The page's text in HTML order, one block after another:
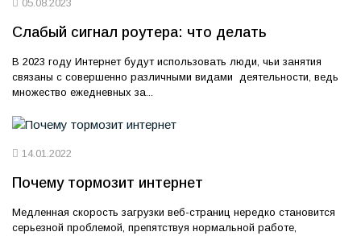
05.08.2023
Слабый сигнал роутера: что делать
В 2023 году Интернет будут использовать люди, чьи занятия
связаны с совершенно различными видами деятельности, ведь
множество ежедневных за...
14.01.2022
Почему тормозит интернет
Медленная скорость загрузки веб-страниц нередко становится
серьезной проблемой, препятствуя нормальной работе,